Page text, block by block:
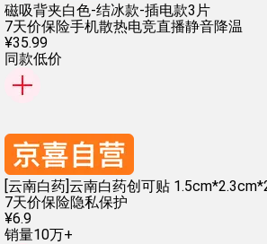
磁吸背夹白色-结冰款-插电款3片
7天价保险手机散热电竞直播静音降温
¥35.99
同款低价
[云南白药]云南白药创可贴
7天价保险隐私保护
¥6.9
销量10万+